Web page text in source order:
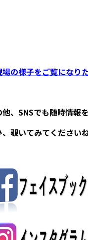
場の様子をご覧になり
他、SNSでも随時情報
覗いてみてください